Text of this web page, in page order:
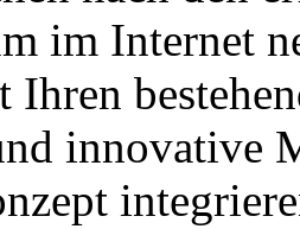
im Internet
innovative